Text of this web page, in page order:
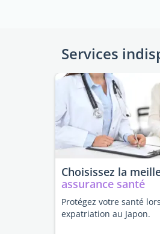
Services
Choisissez la
assurance santé
Protégez votre santé
expatriation au Japon.